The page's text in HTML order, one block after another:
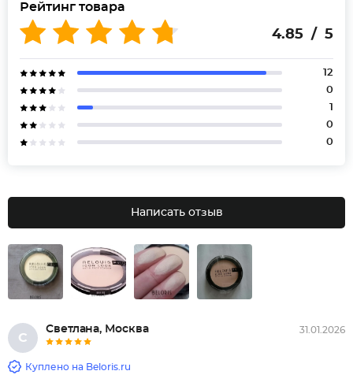
Рейтинг товара
4.85 / 5
12
0
1
0
0
Написать отзыв
С
Светлана, Москва 31.01.2026
Куплено на Beloris.ru